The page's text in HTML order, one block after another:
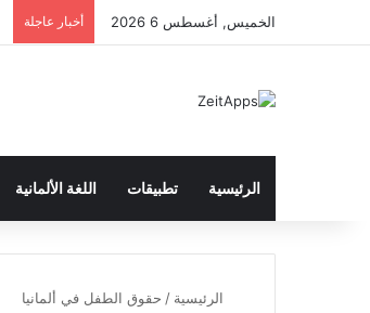
الخميس, أغسطس 6 2026 أخبار عاجلة
الرئيسية تطبيقات اللغة الألمانية
الرئيسية / حقوق الطفل في ألمانيا